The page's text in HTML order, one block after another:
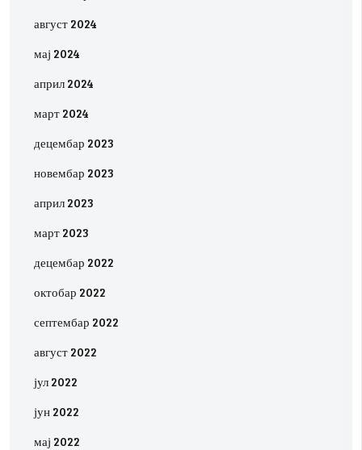
август 2024
мај 2024
април 2024
март 2024
децембар 2023
новембар 2023
април 2023
март 2023
децембар 2022
октобар 2022
септембар 2022
август 2022
јул 2022
јун 2022
мај 2022